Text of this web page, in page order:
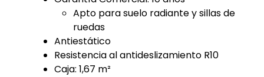
Apto para suelo radiante y sillas de
ruedas
Antiestático
Resistencia al antideslizamiento R10
Caja: 1,67 m²